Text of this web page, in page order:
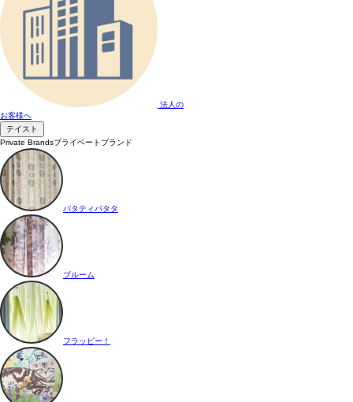
法人の
お客様へ
テイスト
Private Brandsプライベートブランド
パタティパタタ
ブルーム
フラッピー！